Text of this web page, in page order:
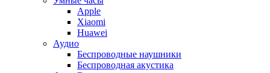
Apple
Xiaomi
Huawei
Аудио
Беспроводные наушники
Беспроводная акустика